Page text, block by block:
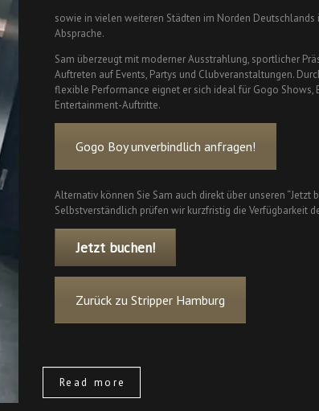
sowie in vielen weiteren Städten im Norden Deutschlands
Absprache.
Sam überzeugt mit moderner Ausstrahlung, sportlicher
Auftreten auf Events, Partys und Clubveranstaltungen.
flexible Performance eignet er sich ideal für Gogo
Entertainment-Auftritte.
Gogo Boy unverbindlich anfragen!
Alternativ können Sie Sam auch direkt über unseren “Jetzt
Selbstverständlich prüfen wir kurzfristig die Verfügbarkeit
Jetzt buchen!
Zurück zu Stripper Hamburg
Read more